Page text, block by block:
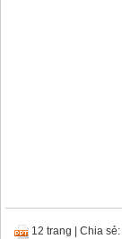
12 trang Chia sẻ: